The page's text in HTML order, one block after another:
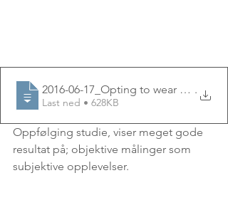
2016-06-17_Opting to wear .
Last ned • 628KB
Oppfølging studie, viser meget gode
resultat på; objektive målinger som
subjektive opplevelser.